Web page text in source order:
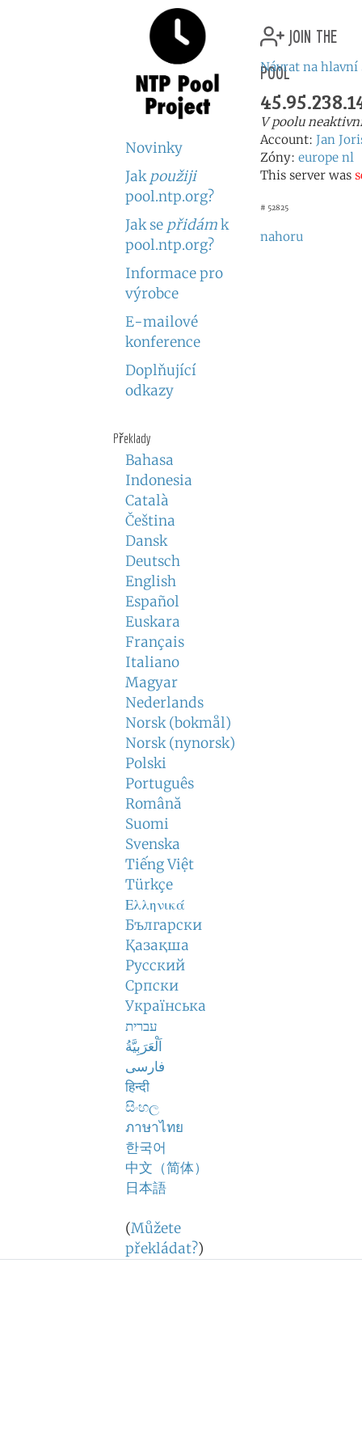
Novinky
Jak použiji
pool.ntp.org?
Jak se přidámk
pool.ntp.org?
Informace pro
výrobce
E-mailové
konference
Doplňující
odkazy
Překlady
Bahasa
Indonesia
Català
Čeština
Dansk
Deutsch
English
Español
Euskara
Français
Italiano
Magyar
Nederlands
Norsk (bokmål)
Norsk (nynorsk)
Polski
Português
Română
Suomi
Svenska
Tiếng Việt
Türkçe
Ελληνικά
Български
Қазақша
Русский
Српски
Українська
עברית
اَلْعَرَبِيَّةُ
فارسی
हिन्दी
සිංහල
ภาษาไทย
한국어
中文（简体）
日本語
(Můžete
překládat?)
join the
pool
Návrat na hlavní
V poolu
Account: Jan
Zóny: europe nl
This server was
# 52825
nahoru